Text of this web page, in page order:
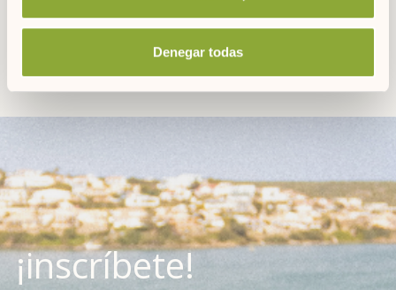
Denegar todas
¡inscríbete!